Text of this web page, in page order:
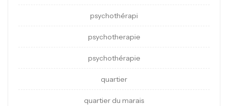
psychothérapi
psychotherapie
psychothérapie
quartier
quartier du marais